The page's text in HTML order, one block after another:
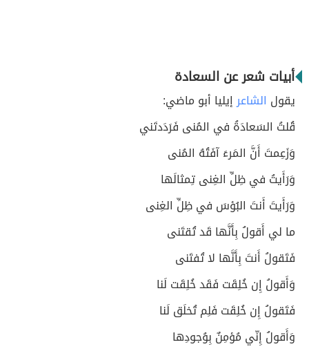
أبيات شعر عن السعادة
يقول الشاعرإيليا أبو ماضي:
قُلتُ السَعادَةُ في المُنى فَرَدَدتَني
وَزَعِمتَ أَنَّ المَرءَ آفَتُهُ المُنى
وَرَأَيتُ في ظِلِّ الغِنى تِمثالَها
وَرَأَيتَ أَنتَ البُؤسَ في ظِلِّ الغِنى
ما لي أَقولُ بِأَنَّها قَد تُقتَنى
فَتَقولُ أَنتَ بِأَنَّها لا تُفتَنى
وَأَقولُ إِن خُلِقَت فَقَد خُلِقَت لَنا
فَتَقولُ إِن خُلِقَت فَلِم تُخلَق لَنا
وَأَقولُ إِنّي مُؤمِنٌ بِوُجودِها